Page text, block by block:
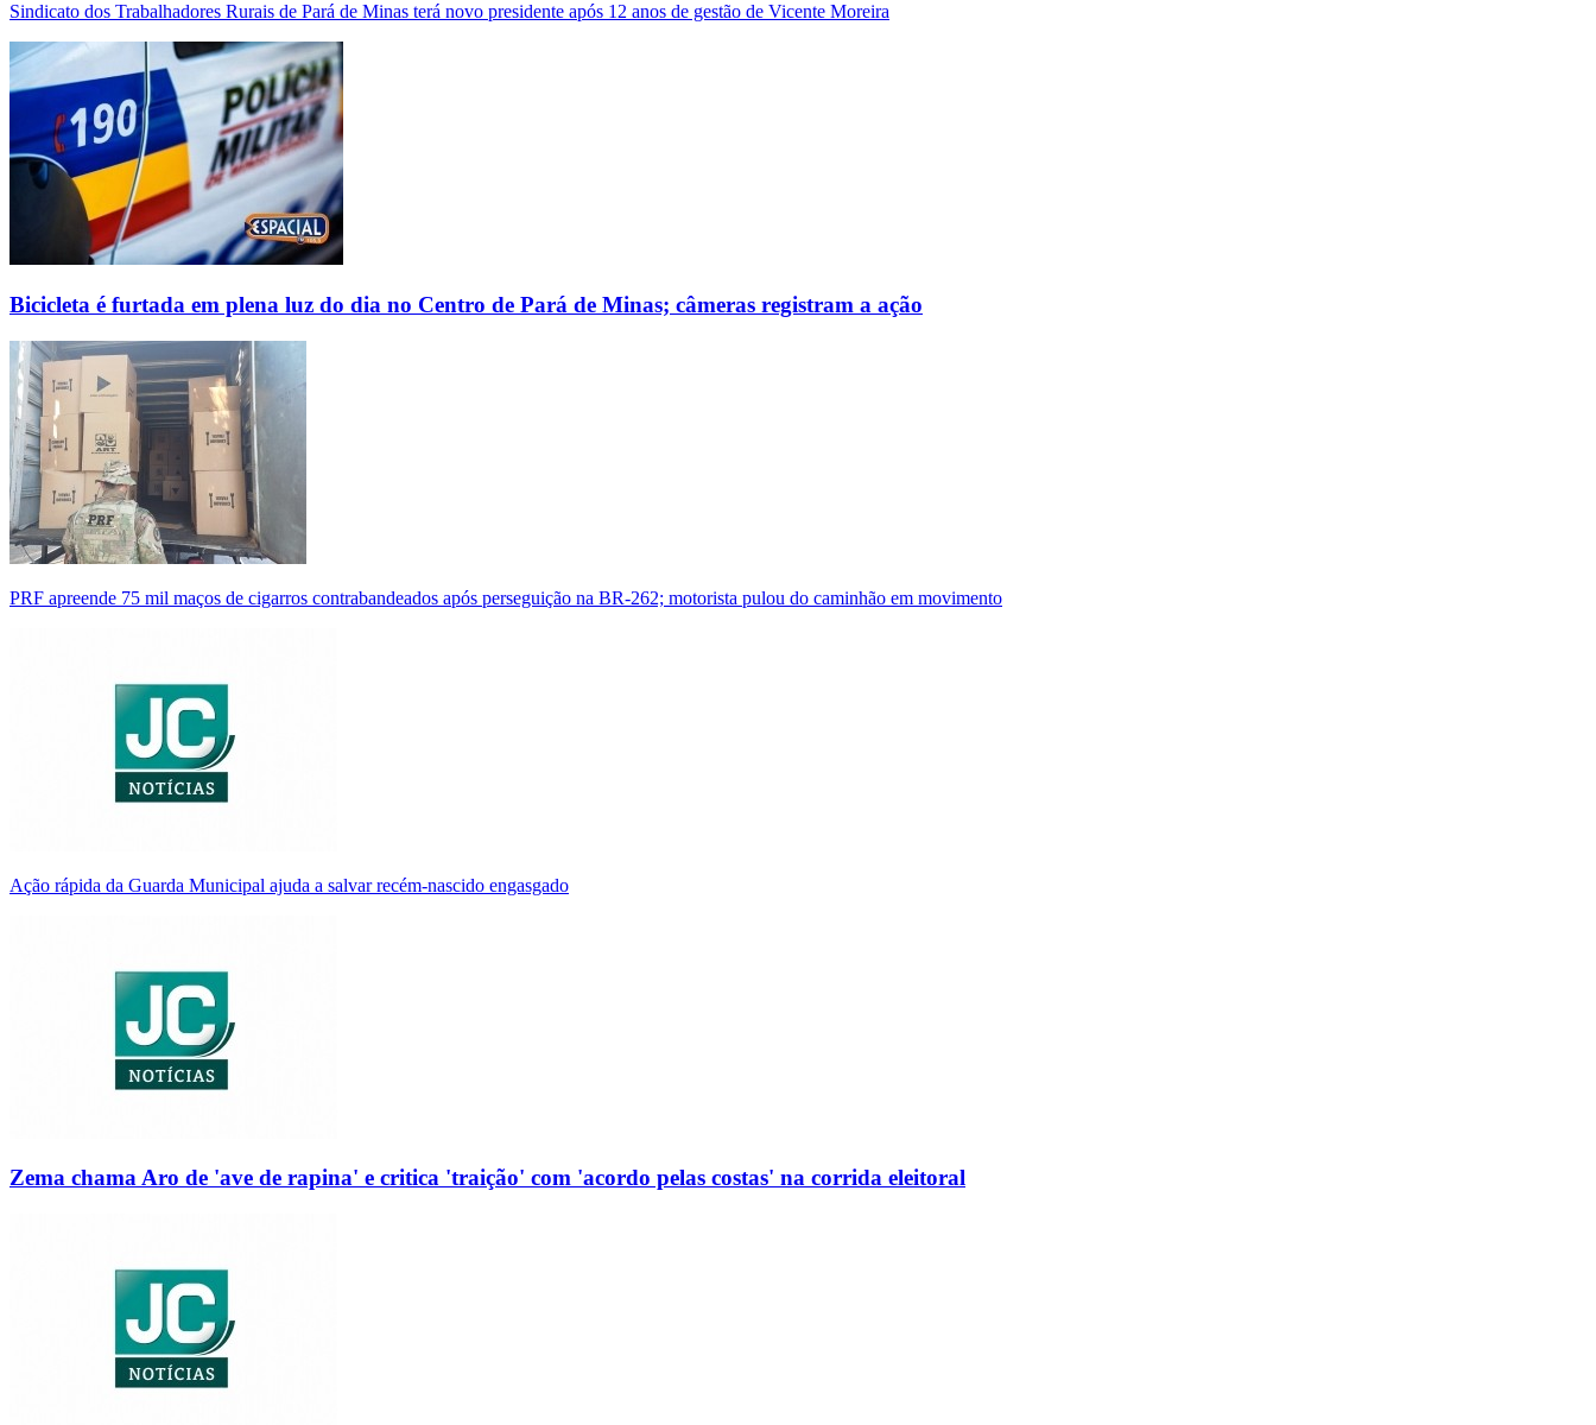
Sindicato dos Trabalhadores Rurais de Pará de Minas terá novo presidente após 12 anos de gestão de Vicente Moreira
Bicicleta é furtada em plena luz do dia no Centro de Pará de Minas; câmeras registram a ação
PRF apreende 75 mil maços de cigarros contrabandeados após perseguição na BR-262; motorista pulou do caminhão em movimento
Ação rápida da Guarda Municipal ajuda a salvar recém-nascido engasgado
Zema chama Aro de 'ave de rapina' e critica 'traição' com 'acordo pelas costas' na corrida eleitoral